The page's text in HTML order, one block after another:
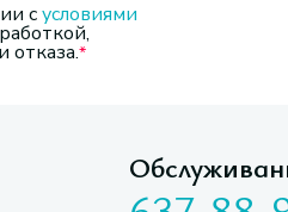
сусловиями
отказа.